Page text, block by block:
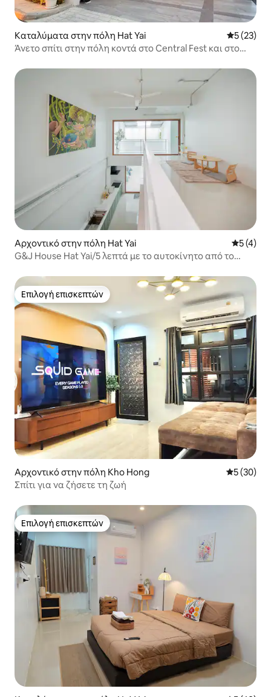
Καταλύματα στην πόλη Hat Yai Μέση
5 (23)
Άνετο σπίτι στην πόλη κοντά στο Central Fest και στο
Αρχοντικό στην πόλη Hat Yai Μέση
5 (4)
G&J House Hat Yai/5 λεπτά με το αυτοκίνητο από το
Επιλογή επισκεπτών
Επιλογή επισκεπτών
Αρχοντικό στην πόλη Kho Hong Μέση
5 (30)
Σπίτι για να ζήσετε τη ζωή
Επιλογή επισκεπτών
Επιλογή επισκεπτών